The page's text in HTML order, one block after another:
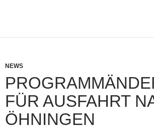
NEWS
FÜR AUSFAHRT
ÖHNINGEN